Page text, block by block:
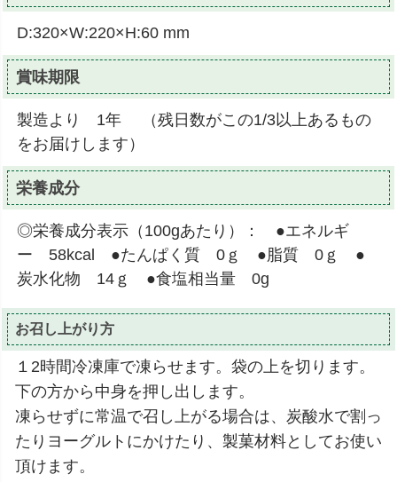
D:320×W:220×H:60 mm
賞味期限
製造より 1年 （残日数がこの1/3以上あるもの
をお届けします）
栄養成分
◎栄養成分表示（100gあたり）： ●エネルギ
ー 58kcal ●たんぱく質 0ｇ ●脂質 0ｇ ●
炭水化物 14ｇ ●食塩相当量 0g
お召し上がり方
１2時間冷凍庫で凍らせます。袋の上を切ります。
下の方から中身を押し出します。
凍らせずに常温で召し上がる場合は、炭酸水で割っ
たりヨーグルトにかけたり、製菓材料としてお使い
頂けます。